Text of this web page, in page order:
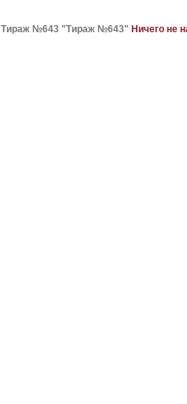
Тираж №643 "Тираж №643" Ничего не